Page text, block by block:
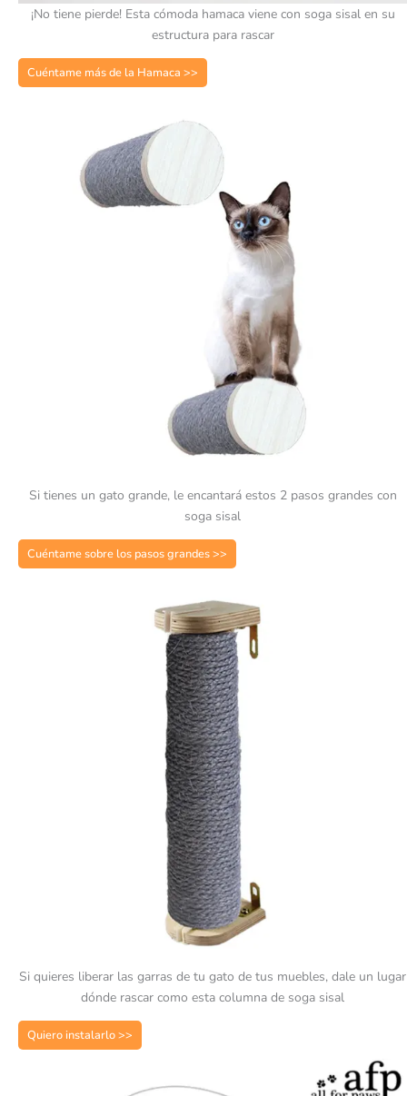
¡No tiene pierde! Esta cómoda hamaca viene con soga sisal en su
estructura para rascar
Cuéntame más de la Hamaca >>
Si tienes un gato grande, le encantará estos 2 pasos grandes con
soga sisal
Cuéntame sobre los pasos grandes >>
Si quieres liberar las garras de tu gato de tus muebles, dale un lugar
dónde rascar como esta columna de soga sisal
Quiero instalarlo >>